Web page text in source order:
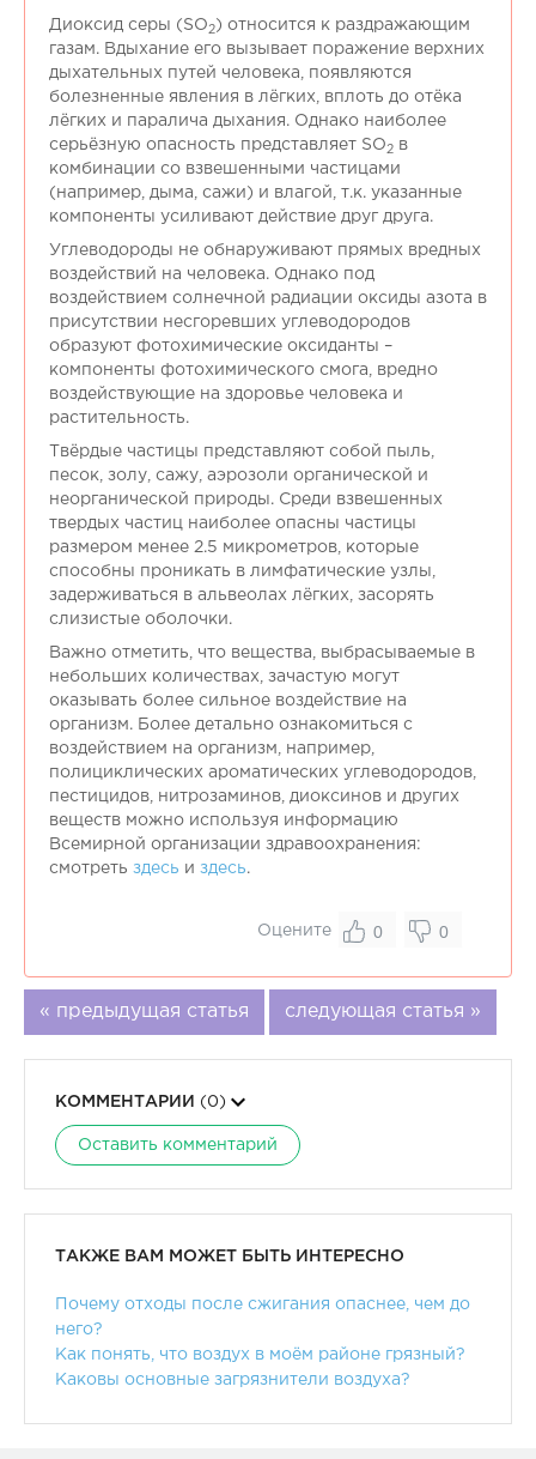
Диоксид серы (SO 2) относится к раздражающим
газам. Вдыхание его вызывает поражение верхних
дыхательных путей человека, появляются
болезненные явления в лёгких, вплоть до отёка
лёгких и паралича дыхания. Однако наиболее
серьёзную опасность представляет SO 2 в
комбинации со взвешенными частицами
(например, дыма, сажи) и влагой, т.к. указанные
компоненты усиливают действие друг друга.
Углеводороды не обнаруживают прямых вредных
воздействий на человека. Однако под
воздействием солнечной радиации оксиды азота в
присутствии несгоревших углеводородов
образуют фотохимические оксиданты –
компоненты фотохимического смога, вредно
воздействующие на здоровье человека и
растительность.
Твёрдые частицы представляют собой пыль,
песок, золу, сажу, аэрозоли органической и
неорганической природы. Среди взвешенных
твердых частиц наиболее опасны частицы
размером менее 2.5 микрометров, которые
способны проникать в лимфатические узлы,
задерживаться в альвеолах лёгких, засорять
слизистые оболочки.
Важно отметить, что вещества, выбрасываемые в
небольших количествах, зачастую могут
оказывать более сильное воздействие на
организм. Более детально ознакомиться с
воздействием на организм, например,
полициклических ароматических углеводородов,
пестицидов, нитрозаминов, диоксинов и других
веществ можно используя информацию
Всемирной организации здравоохранения:
смотреть здесь и здесь.
Оцените 0 0
« предыдущая статья следующая статья »
КОММЕНТАРИИ (0)
Оставить комментарий
ТАКЖЕ ВАМ МОЖЕТ БЫТЬ ИНТЕРЕСНО
Почему отходы после сжигания опаснее, чем до
него?
Как понять, что воздух в моём районе грязный?
Каковы основные загрязнители воздуха?